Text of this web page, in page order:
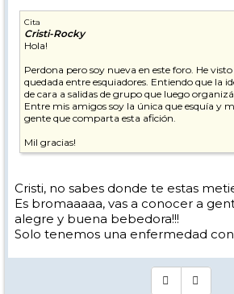
Cita
Cristi-Rocky
Hola!
Perdona pero soy nueva en este foro. He
quedada entre esquiadores. Entiendo que la
de cara a salidas de grupo que luego
Entre mis amigos soy la única que esquía y
gente que comparta esta afición.
Mil gracias!
Cristi, no sabes donde te estas
Es bromaaaaa, vas a conocer a
alegre y buena bebedora!!!
Solo tenemos una enfermedad